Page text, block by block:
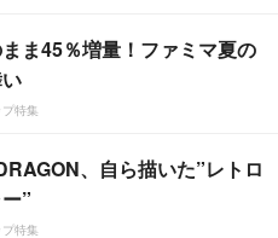
ま45％増量！ファミマ夏の
特集
、自ら描いた”レトロ
”
特集